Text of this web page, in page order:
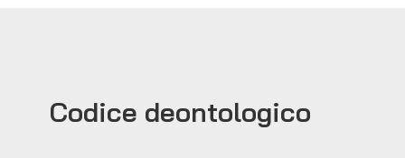
Codice deontologico